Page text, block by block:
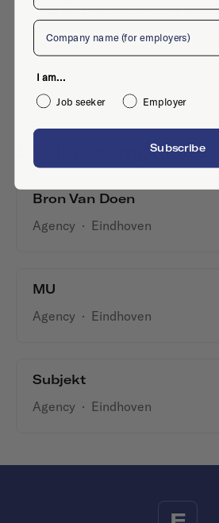
Is this your company
Similar companies
Bron Van Doen
Agency · Eindhoven
MU
Agency · Eindhoven
Subjekt
Agency · Eindhoven
Company
I am...
Job seeker
Employer
Subscribe